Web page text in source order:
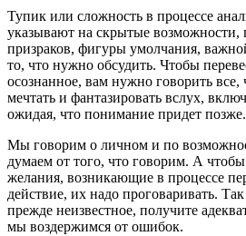
Тупик или сложность в процессе
указывают на скрытые возможности,
призраков, фигуры умолчания,
то, что нужно обсудить. Чтобы
осознанное, вам нужно говорить все,
мечтать и фантазировать вслух,
ожидая, что понимание придет позже.
Мы говорим о личном и по
думаем от того, что говорим. А
желания, возникающие в процессе
действие, их надо проговаривать.
прежде неизвестное, получите
мы воздержимся от ошибок.